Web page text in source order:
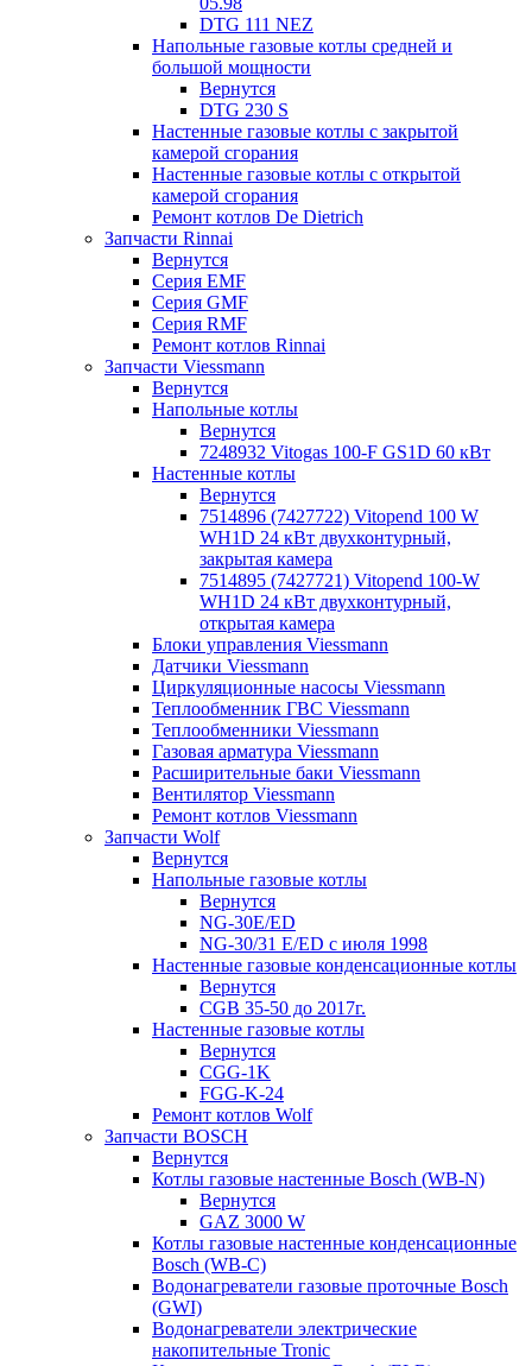
DTG 111 NEZ
Напольные газовые котлы средней и
большой мощности
Вернутся
DTG 230 S
Настенные газовые котлы с закрытой
камерой сгорания
Настенные газовые котлы с открытой
камерой сгорания
Ремонт котлов Dе Dietrich
Запчасти Rinnai
Вернутся
Серия EMF
Серия GMF
Серия RMF
Ремонт котлов Rinnai
Запчасти Viessmann
Вернутся
Напольные котлы
Вернутся
7248932 Vitogas 100-F GS1D 60 кВт
Настенные котлы
Вернутся
7514896 (7427722) Vitopend 100 W
WH1D 24 кВт двухконтурный,
закрытая камера
7514895 (7427721) Vitopend 100-W
WH1D 24 кВт двухконтурный,
открытая камера
Блоки управления Viessmann
Датчики Viessmann
Циркуляционные насосы Viessmann
Теплообменник ГВС Viessmann
Теплообменники Viessmann
Газовая арматура Viessmann
Расширительные баки Viessmann
Вентилятор Viessmann
Ремонт котлов Viessmann
Запчасти Wolf
Вернутся
Напольные газовые котлы
Вернутся
NG-30E/ED
NG-30/31 E/ED с июля 1998
Настенные газовые конденсационные котлы
Вернутся
CGB 35-50 до 2017г.
Настенные газовые котлы
Вернутся
CGG-1K
FGG-K-24
Ремонт котлов Wolf
Запчасти BOSCH
Вернутся
Котлы газовые настенные Bosch (WB-N)
Вернутся
GAZ 3000 W
Котлы газовые настенные конденсационные
Bosch (WB-C)
Водонагреватели газовые проточные Bosch
(GWI)
Водонагреватели электрические
накопительные Tronic